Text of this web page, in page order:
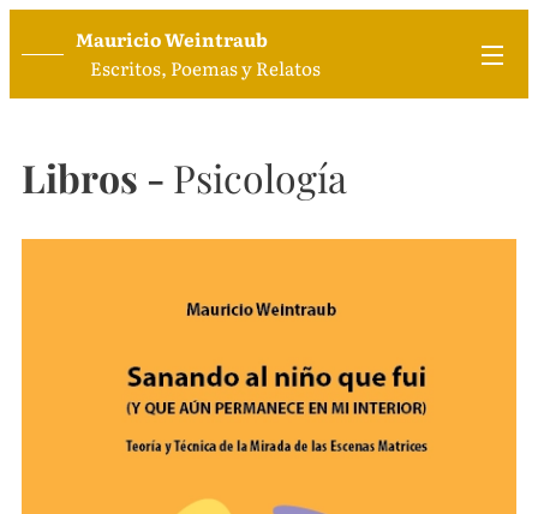
Mauricio Weintraub
Escritos, Poemas y Relatos
Libros - Psicología